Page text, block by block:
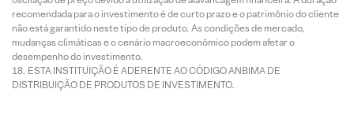
recomendada para o investimento é de curto prazo e o patrimônio do cliente
não está garantido neste tipo de produto. As condições de mercado,
mudanças climáticas e o cenário macroeconômico podem afetar o
desempenho do investimento.
ESTA INSTITUIÇÃO É ADERENTE AO CÓDIGO ANBIMA DE
DISTRIBUIÇÃO DE PRODUTOS DE INVESTIMENTO.